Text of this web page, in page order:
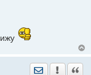
Отправить